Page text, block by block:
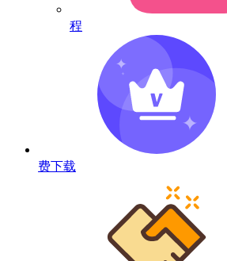
程
费下载